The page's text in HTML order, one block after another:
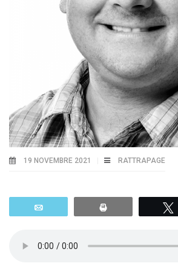
19 NOVEMBRE 2021 RATTRAPAGE